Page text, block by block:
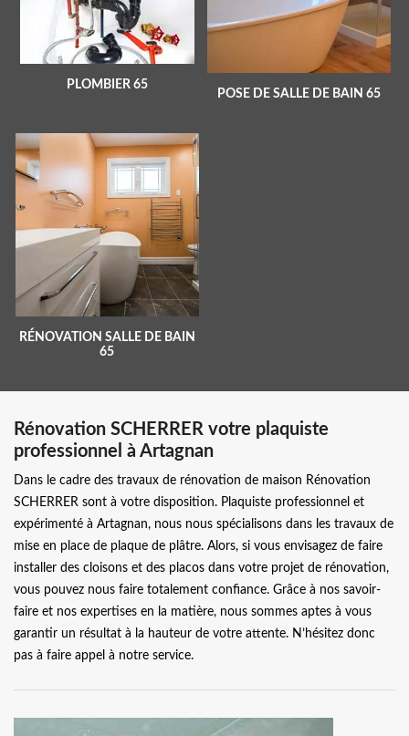
PLOMBIER 65
POSE DE SALLE DE BAIN 65
RÉNOVATION SALLE DE BAIN
65
Rénovation SCHERRER votre plaquiste
professionnel à Artagnan
Dans le cadre des travaux de rénovation de maison Rénovation
SCHERRER sont à votre disposition. Plaquiste professionnel et
expérimenté à Artagnan, nous nous spécialisons dans les travaux de
mise en place de plaque de plâtre. Alors, si vous envisagez de faire
installer des cloisons et des placos dans votre projet de rénovation,
vous pouvez nous faire totalement confiance. Grâce à nos savoir-
faire et nos expertises en la matière, nous sommes aptes à vous
garantir un résultat à la hauteur de votre attente. N’hésitez donc
pas à faire appel à notre service.